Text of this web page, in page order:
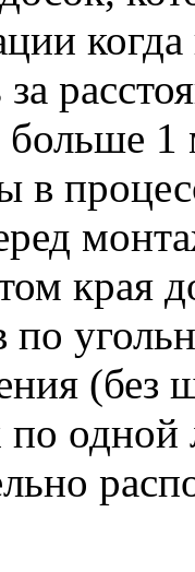
за
больше
в
края
по
(без